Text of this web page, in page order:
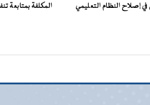
إصلاح النظام التعليمي
المكلفة بمتابعة